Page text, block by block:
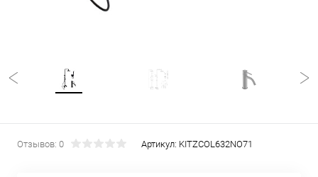
Отзывов: 0 Артикул: KITZCOL632NO71